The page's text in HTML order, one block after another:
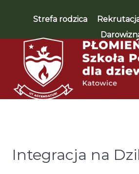
Strefa rodzica
Integracja na